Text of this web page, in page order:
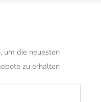
um die neuesten
zu erhalten